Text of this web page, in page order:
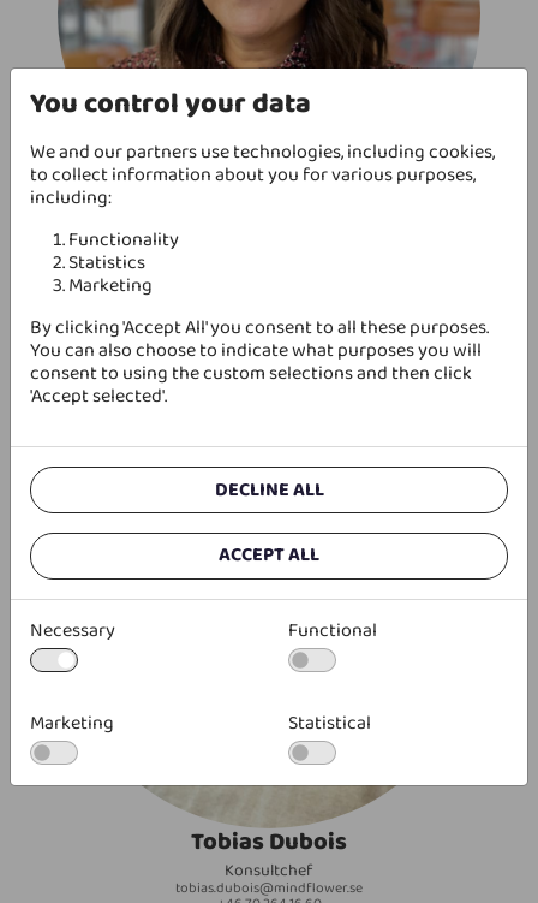
Mikaela Lindberg
Tobias Dubois
Konsultchef
tobias.dubois@mindflower.se
You control your data
We and our partners use technologies, including cookies,
to collect information about you for various purposes,
including:
Functionality
Statistics
Marketing
By clicking 'Accept All' you consent to all these purposes.
You can also choose to indicate what purposes you will
consent to using the custom selections and then click
'Accept selected'.
DECLINE ALL
ACCEPT ALL
Necessary Functional
Marketing Statistical